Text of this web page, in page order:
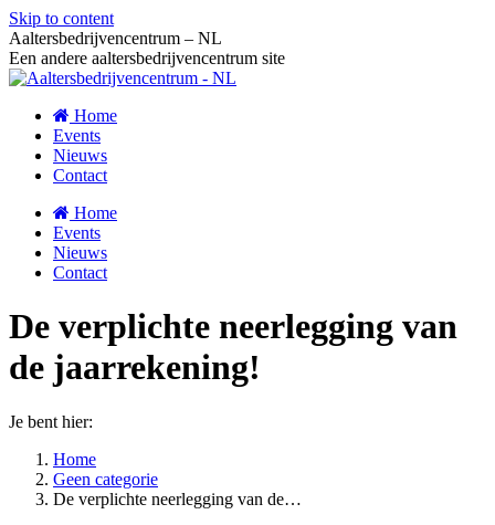
Skip to content
Aaltersbedrijvencentrum – NL
Een andere aaltersbedrijvencentrum site
Home
Events
Nieuws
Contact
Home
Events
Nieuws
Contact
De verplichte neerlegging van
de jaarrekening!
Je bent hier:
Home
Geen categorie
De verplichte neerlegging van de…